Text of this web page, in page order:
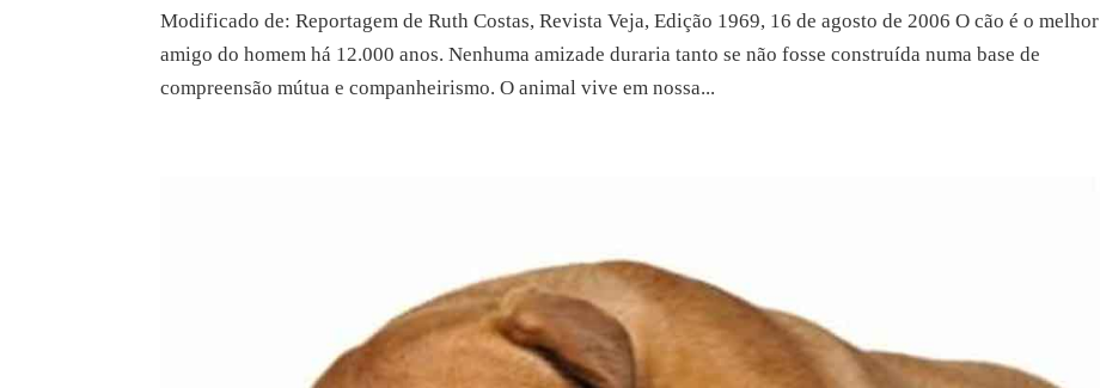
Modificado de: Reportagem de Ruth Costas, Revista Veja, Edição 1969, 16 de agosto de 2006 O cão é o melhor
amigo do homem há 12.000 anos. Nenhuma amizade duraria tanto se não fosse construída numa base de
compreensão mútua e companheirismo. O animal vive em nossa...